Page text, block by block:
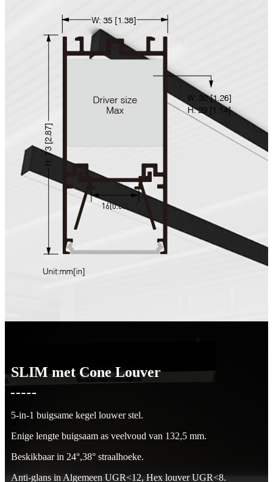
SLIM met Cone Louver
5-in-1 buigsame kegel louwer stel.
Enige lengte buigsaam as veelvoud van 132,5 mm.
Beskikbaar in 24°,38° straalhoeke.
Anti-glans in Algemeen UGR<12, Hex louver UGR<8.